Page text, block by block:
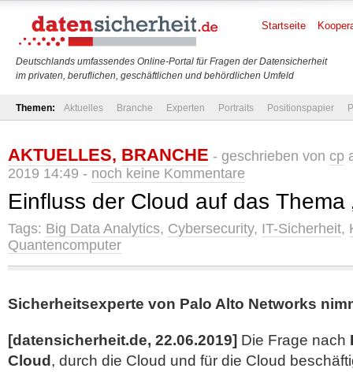
Deutschlands umfassendes Online-Portal für Fragen der Datensicherheit
im privaten, beruflichen, geschäftlichen und behördlichen Umfeld
Startseite
Themen: Aktuelles Branche Experten Portraits Positionspapier
AKTUELLES, BRANCHE - geschrieben von cp
2019 14:49 - noch keine Kommentare
Einfluss der Cloud auf das Thema
Tags: Big Data Analytics, Cybersecurity, IT-Sicherheit,
Quantencomputer
Sicherheitsexperte von Palo Alto Networks
[datensicherheit.de, 22.06.2019] Die Frage nach
Cloud , durch die Cloud und für die Cloud